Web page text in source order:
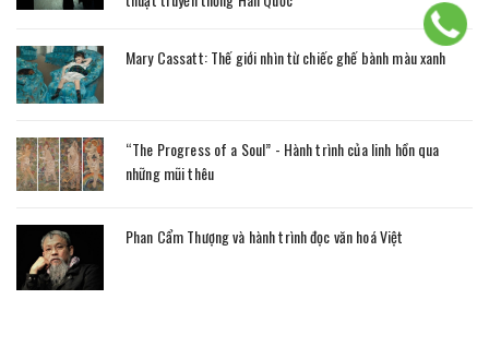
Mary Cassatt: Thế giới nhìn từ chiếc ghế bành màu xanh
“The Progress of a Soul” - Hành trình của linh hồn qua
những mũi thêu
Phan Cẩm Thượng và hành trình đọc văn hoá Việt